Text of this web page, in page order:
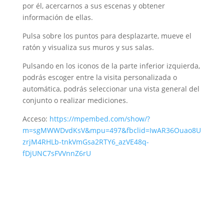
por él, acercarnos a sus escenas y obtener
información de ellas.
Pulsa sobre los puntos para desplazarte, mueve el
ratón y visualiza sus muros y sus salas.
Pulsando en los iconos de la parte inferior izquierda,
podrás escoger entre la visita personalizada o
automática, podrás seleccionar una vista general del
conjunto o realizar mediciones.
Acceso: https://mpembed.com/show/?
m=sgMWWDvdKsV&mpu=497&fbclid=IwAR36Ouao8U
zrjM4RHLb-tnkVmGsa2RTY6_azVE48q-
fDjUNC7sFVVnnZ6rU